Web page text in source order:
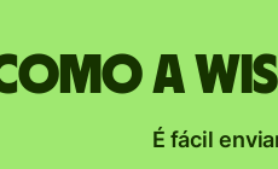
a
É fácil